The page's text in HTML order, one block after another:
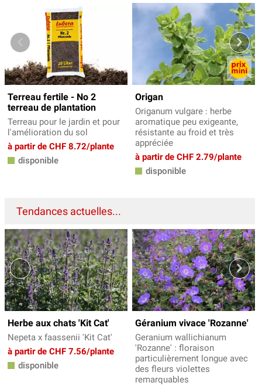
Terreau fertile - No 2
terreau de plantation
Terreau pour le jardin et pour
l'amélioration du sol
à partir de CHF 8.72/plante
disponible
Origan
Origanum vulgare : herbe
aromatique peu exigeante,
résistante au froid et très
appréciée
à partir de CHF 2.79/plante
disponible
Tendances actuelles...
Herbe aux chats 'Kit Cat'
Nepeta x faassenii 'Kit Cat'
à partir de CHF 7.56/plante
disponible
Géranium vivace 'Rozanne'
Geranium wallichianum
'Rozanne' : floraison
particulièrement longue avec
des fleurs violettes
remarquables